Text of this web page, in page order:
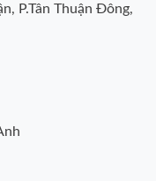
P.Tân Thuận Đông,